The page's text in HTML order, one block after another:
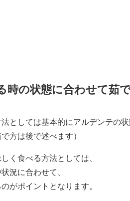
の状態に合わせて茹
としては基本的にアルデンテの状
方は後で述べます）
く食べる方法としては、
況に合わせて、
がポイントとなります。